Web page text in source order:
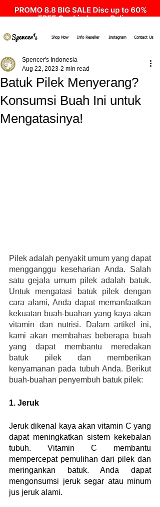
Shop Now Info Reseller Instagram Contact Us
Batuk Pilek Menyerang?
Konsumsi Buah Ini untuk
Mengatasinya!
Spencer's Indonesia
Aug 22, 2023 2 min read
Pilek adalah penyakit umum yang dapat
mengganggu keseharian Anda. Salah
satu gejala umum pilek adalah batuk.
Untuk mengatasi batuk pilek dengan
cara alami, Anda dapat memanfaatkan
kekuatan buah-buahan yang kaya akan
vitamin dan nutrisi. Dalam artikel ini,
kami akan membahas beberapa buah
yang dapat membantu meredakan
batuk pilek dan memberikan
kenyamanan pada tubuh Anda. Berikut
buah-buahan penyembuh batuk pilek:
1. Jeruk
Jeruk dikenal kaya akan vitamin C yang
dapat meningkatkan sistem kekebalan
tubuh. Vitamin C membantu
mempercepat pemulihan dari pilek dan
meringankan batuk. Anda dapat
mengonsumsi jeruk segar atau minum
jus jeruk alami.